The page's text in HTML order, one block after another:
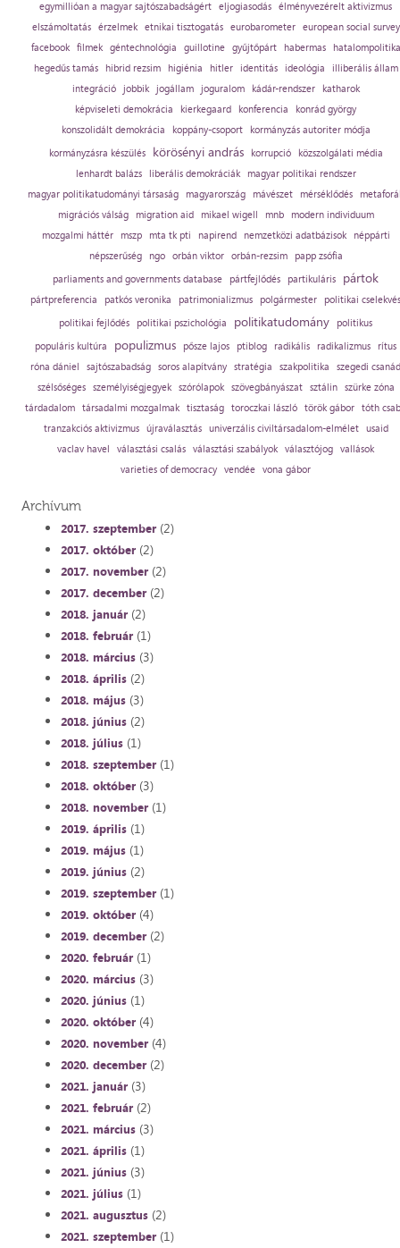
egymillióan a magyar sajtószabadságért eljogiasodás élményvezérelt aktivizmus
elszámoltatás
érzelmek etnikai tisztogatás eurobarometer
european social survey
facebook
filmek géntechnológia guillotine gyűjtőpárt habermas
hatalompolitika
hegedűs tamás
hibrid rezsim higiénia hitler identitás ideológia
illiberális állam
integráció
jobbik jogállam joguralom kádár-rendszer
katharok
képviseleti demokrácia
kierkegaard konferencia
konrád györgy
konszolidált demokrácia
koppány-csoport
kormányzás autoriter módja
kormányzásra készülés
körösényi andrás korrupció
közszolgálati média
lenhardt balázs
liberális demokráciák
magyar politikai rendszer
magyar politikatudományi társaság
magyarország mávészet mérséklődés
migrációs válság
migration aid mikael wigell mnb
modern individuum
mozgalmi háttér
mszp mta tk pti napirend nemzetközi adatbázisok
néppárti
népszerűség
ngo orbán viktor orbán-rezsim
papp zsófia
parliaments and governments database
pártfejlődés partikuláris pártok
pártpreferencia patkós veronika patrimonializmus polgármester
politikai
politikai fejlődés
politikai pszichológia politikatudomány
politikus
populáris kultúra
populizmus pősze lajos ptiblog radikális radikalizmus
rítus
róna dániel
sajtószabadság soros alapítvány stratégia szakpolitika
szegedi
szélsőséges
személyiségjegyek szórólapok szövegbányászat sztálin
szürke zóna
tárdadalom társadalmi mozgalmak tisztaság toroczkai lászló török gábor tóth
tranzakciós aktivizmus
újraválasztás univerzális civiltársadalom-elmélet
usaid
vaclav havel
választási csalás választási szabályok választójog vallások
varieties of democracy vendée vona gábor
Archívum
2017. szeptember(2)
2017. október(2)
2017. november(2)
2017. december(2)
2018. január(2)
2018. február(1)
2018. március(3)
2018. április(2)
2018. május(3)
2018. június(2)
2018. július(1)
2018. szeptember(1)
2018. október(3)
2018. november(1)
2019. április(1)
2019. május(1)
2019. június(2)
2019. szeptember(1)
2019. október(4)
2019. december(2)
2020. február(1)
2020. március(3)
2020. június(1)
2020. október(4)
2020. november(4)
2020. december(2)
2021. január(3)
2021. február(2)
2021. március(3)
2021. április(1)
2021. június(3)
2021. július(1)
2021. augusztus(2)
2021. szeptember(1)